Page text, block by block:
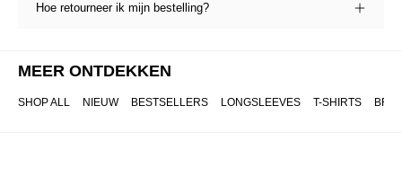
Hoe retourneer ik mijn bestelling?
MEER ONTDEKKEN
SHOP ALL NIEUW BESTSELLERS LONGSLEEVES T-SHIRTS